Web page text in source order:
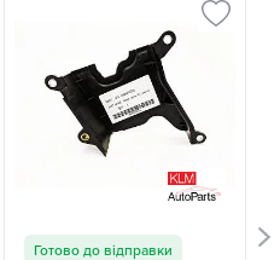
Готово до відправки